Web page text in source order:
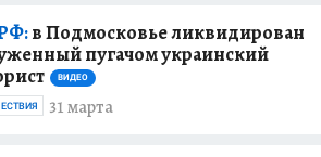
в Подмосковье ликвидирован
пугачом украинский
ВИДЕО
31 марта